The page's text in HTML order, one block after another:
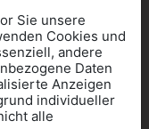
Sie unsere
Cookies und
andere
Daten
Anzeigen
individueller
alle Sie